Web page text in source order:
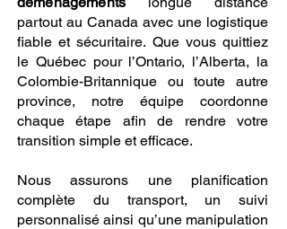
partout au Canada avec une logistique
fiable et sécuritaire. Que vous quittiez
le Québec pour l’Ontario, l’Alberta, la
Colombie-Britannique ou toute autre
province, notre équipe coordonne
chaque étape afin de rendre votre
transition simple et efficace.
Nous assurons une planification
complète du transport, un suivi
personnalisé ainsi qu’une manipulation